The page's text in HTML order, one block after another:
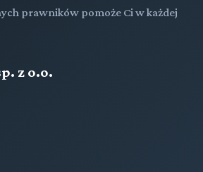
prawników pomoże Ci w każdej
z o.o.